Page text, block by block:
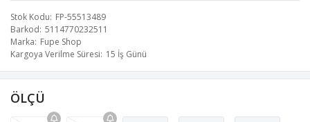
Stok Kodu FP-55513489
Barkod 5114770232511
Marka Fupe Shop
Kargoya Verilme Süresi 15 İş Günü
ÖLÇÜ